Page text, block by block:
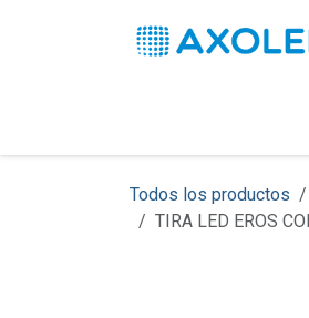
Todos los productos
TIRA LED EROS